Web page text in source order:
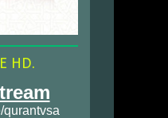
HD.
qurantvsa